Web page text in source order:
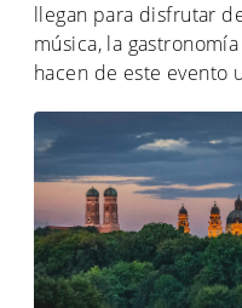
llegan para disfrutar
música, la
hacen de este evento